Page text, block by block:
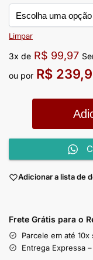
Limpar
3x de R$ 99,97
ou por R$
Adicionar a lista de
Frete Grátis para o
Parcele em até
Entrega Expressa